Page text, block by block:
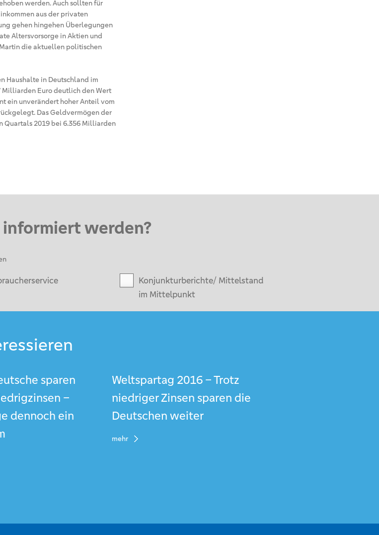
werden. Auch sollten für
aus der privaten
gehen hingehen Überlegungen
Altersvorsorge in Aktien und
die aktuellen politischen
Haushalte in Deutschland im
Milliarden Euro deutlich den Wert
ein unverändert hoher Anteil vom
Das Geldvermögen der
Quartals 2019 bei 6.356 Milliarden
werden?
Konjunkturberichte/ Mittelstand
im Mittelpunkt
sparen
–
dennoch ein
Weltspartag 2016 – Trotz
niedriger Zinsen sparen die
Deutschen weiter
mehr